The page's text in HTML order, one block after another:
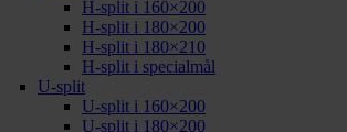
H-split i 160×200
H-split i 180×200
H-split i 180×210
H-split i specialmål
U-split
U-split i 160×200
U-split i 180×200